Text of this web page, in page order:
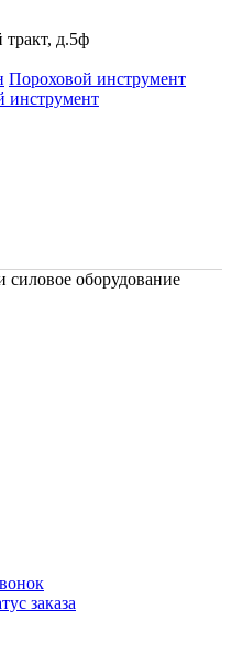
тракт, д.5ф
Пороховой инструмент
инструмент
оборудование
заказа